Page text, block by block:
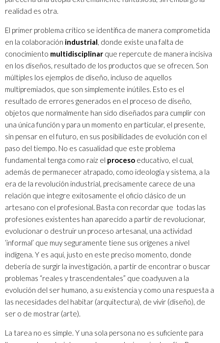
realidad es otra.
El primer problema crítico se identifica de manera comprometida
en la colaboración industrial, donde existe una falta de
conocimiento multidisciplinar que repercute de manera incisiva
en los diseños, resultado de los productos que se ofrecen. Son
múltiples los ejemplos de diseño, incluso de aquellos
multipremiados, que son simplemente inútiles. Esto es el
resultado de errores generados en el proceso de diseño,
objetos que normalmente han sido diseñados para cumplir con
una única función y para un momento en particular, el presente,
sin pensar en el futuro, en sus posibilidades de evolución con el
paso del tiempo. No es casualidad que este problema
fundamental tenga como raíz el proceso educativo, el cual,
además de permanecer atrapado, como ideología y sistema, a la
era de la revolución industrial, precisamente carece de una
relación que integre exitosamente el oficio clásico de un
artesano con el profesional. Basta con recordar que todas las
profesiones existentes han aparecido a partir de revolucionar,
evolucionar o destruir un proceso artesanal, una actividad
‘informal’ que muy seguramente tiene sus orígenes a nivel
indígena. Y es aquí, justo en este preciso momento, donde
debería de surgir la investigación, a partir de encontrar o buscar
problemas “reales y trascendentales” que coadyuven a la
evolución del ser humano, a su existencia y como una respuesta a
las necesidades del habitar (arquitectura), de vivir (diseño), de
ser o de mostrar (arte).
La tarea no es simple. Y una sola persona no es suficiente para